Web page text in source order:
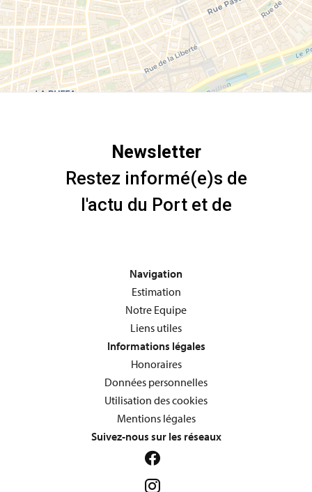
Navigation
Estimation
Notre Equipe
Liens utiles
Informations légales
Honoraires
Données personnelles
Utilisation des cookies
Mentions légales
Suivez-nous sur les réseaux